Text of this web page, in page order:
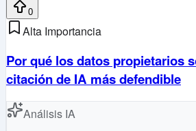
0
Alta Importancia
Por qué los datos propietarios
citación de IA más defendible
Análisis IA